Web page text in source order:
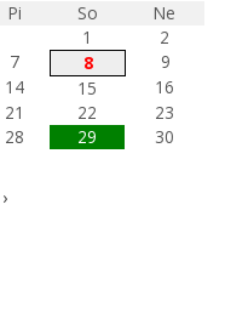
Pi So
Ne
1
2
7 8
9
14 15
16
21 22
23
28 29
30